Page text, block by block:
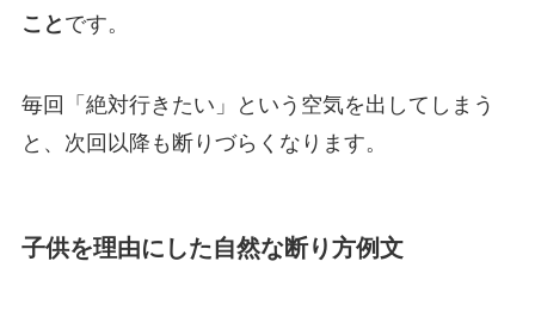
こと です。
毎回「絶対行きたい」という空気を出してしまう
と、次回以降も断りづらくなります。
子供を理由にした自然な断り方例文